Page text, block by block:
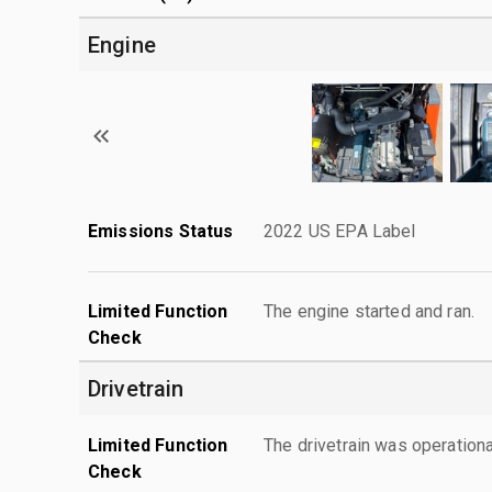
Engine
Emissions Status 2022 US EPA Label
Limited Function
Check
The engine started and ran.
Drivetrain
Limited Function
Check
The drivetrain was